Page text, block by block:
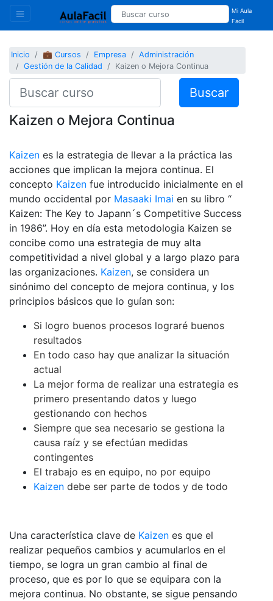
Mi Aula
Facil
Inicio 💼 Cursos Empresa
Administración
Gestión de la Calidad
Kaizen o Mejora Continua
Buscar
Kaizen o Mejora Continua
Kaizen es la estrategia de llevar a la práctica las
acciones que implican la mejora continua. El
concepto Kaizen fue introducido inicialmente en el
mundo occidental por Masaaki Imai en su libro “
Kaizen: The Key to Japann´s Competitive Success
in 1986”. Hoy en día esta metodologia Kaizen se
concibe como una estrategia de muy alta
competitividad a nivel global y a largo plazo para
las organizaciones. Kaizen, se considera un
sinónimo del concepto de mejora continua, y los
principios básicos que lo guían son:
Si logro buenos procesos lograré buenos
resultados
En todo caso hay que analizar la situación
actual
La mejor forma de realizar una estrategia es
primero presentando datos y luego
gestionando con hechos
Siempre que sea necesario se gestiona la
causa raíz y se efectúan medidas
contingentes
El trabajo es en equipo, no por equipo
Kaizen debe ser parte de todos y de todo
Una característica clave de Kaizen es que el
realizar pequeños cambios y acumularlos en el
tiempo, se logra un gran cambio al final de
proceso, que es por lo que se equipara con la
mejora continua. No obstante, se sigue pensando